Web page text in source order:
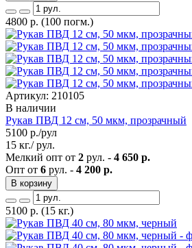
4800 р. (100 погм.)
Артикул: 210105
В наличии
Рукав ПВД 12 см, 50 мкм, прозрачный
5100 р./рул
15 кг./ рул.
Мелкий опт от 2 рул. - 4 650 р.
Опт от 6 рул. - 4 200 р.
В корзину
5100 р. (15 кг.)